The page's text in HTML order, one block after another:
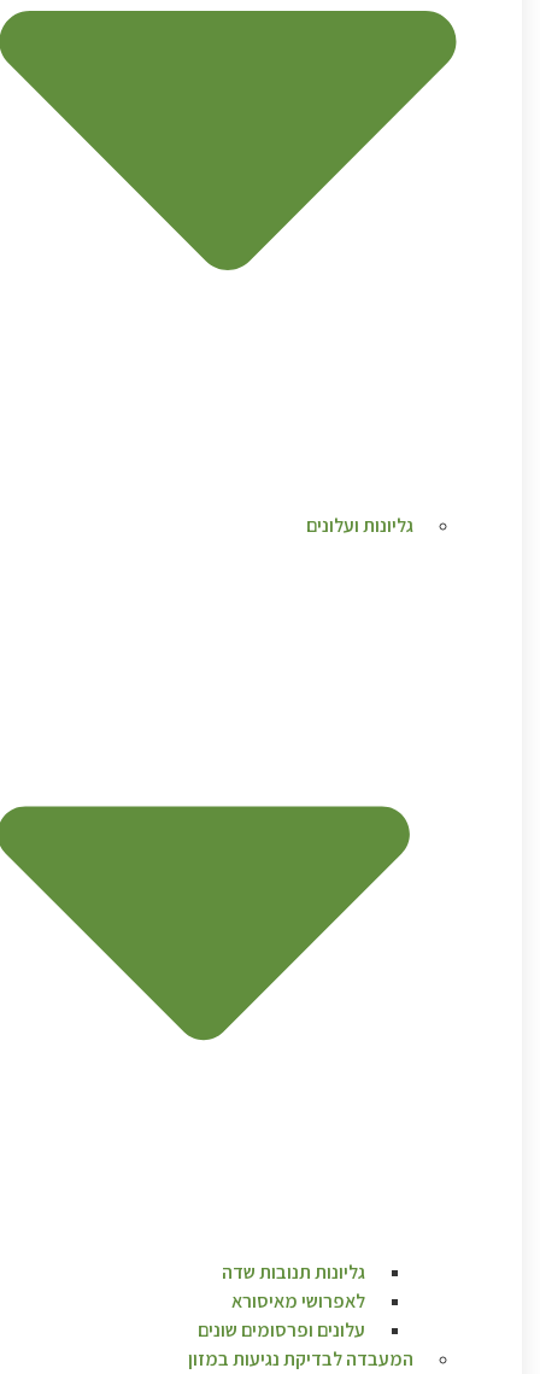
גליונות ועלונים
גליונות תנובות שדה
לאפרושי מאיסורא
עלונים ופרסומים שונים
המעבדה לבדיקת נגיעות במזון